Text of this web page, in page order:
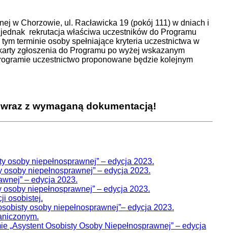
w Chorzowie, ul. Racławicka 19 (pokój 111) w dniach i
jednak rekrutacja właściwa uczestników do Programu
terminie osoby spełniające kryteria uczestnictwa w
zgłoszenia do Programu po wyżej wskazanym
uczestnictwo proponowane będzie kolejnym
z wymaganą dokumentacją!
osoby niepełnosprawnej” – edycja 2023.
niepełnosprawnej” – edycja 2023.
– edycja 2023.
niepełnosprawnej” – edycja 2023.
osobistej.
osoby niepełnosprawnej”– edycja 2023.
„Asystent Osobisty Osoby Niepełnosprawnej” – edycja